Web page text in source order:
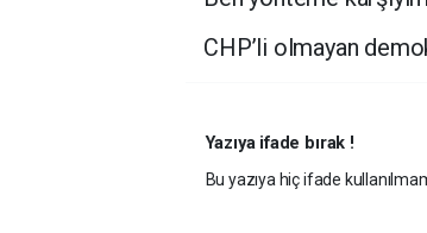
CHP’li olmayan
Yazıya ifade bırak !
Bu yazıya hiç ifade